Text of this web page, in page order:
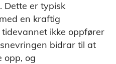
Dette er typisk
en kraftig
ikke oppfører
bidrar til at
opp, og